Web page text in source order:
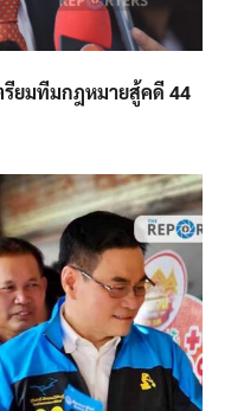
รียมทีมกฎหมายสู้คดี 44